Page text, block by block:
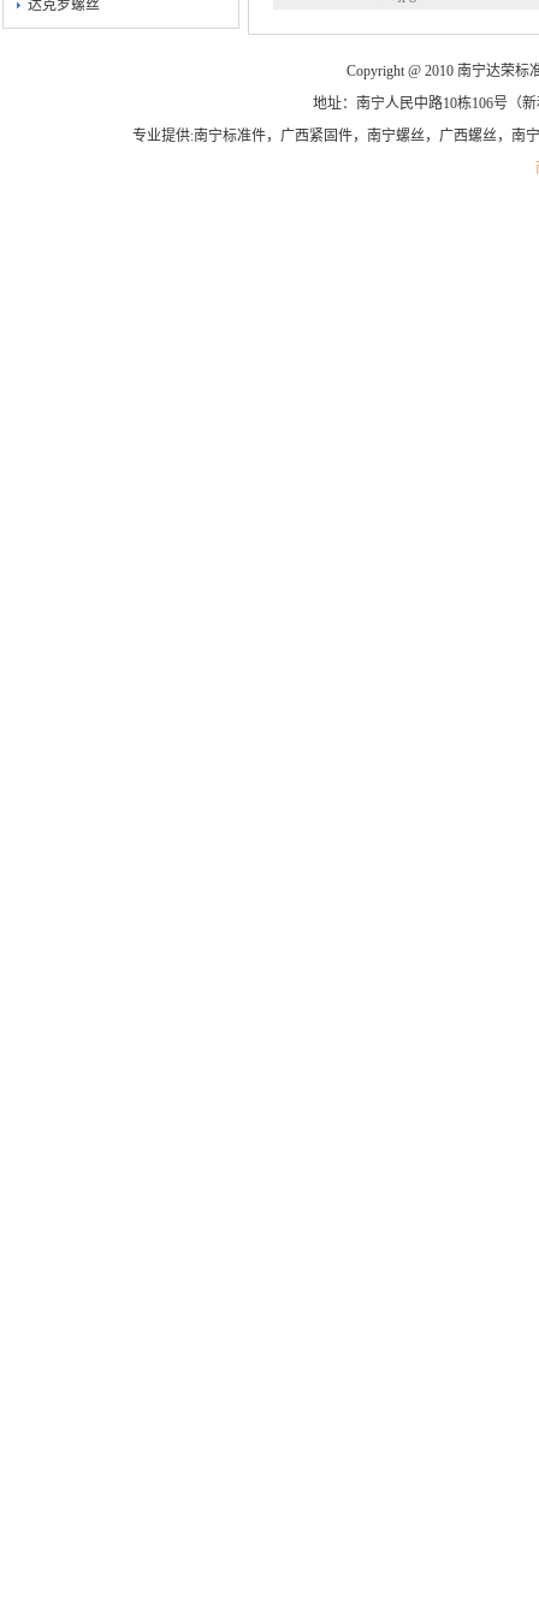
达克罗螺丝
Copyright @ 2010 南宁达荣标
地址：南宁人民中路10栋106号（
专业提供:南宁标准件，广西紧固件，南宁螺丝，广西螺丝，南